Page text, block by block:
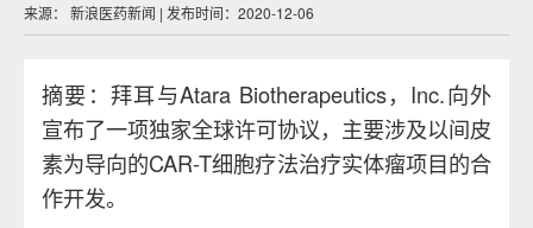
来源： 新浪医药新闻 | 发布时间：2020-12-06
摘要：拜耳与Atara Biotherapeutics，Inc.向外
宣布了一项独家全球许可协议，主要涉及以间皮
素为导向的CAR-T细胞疗法治疗实体瘤项目的合
作开发。